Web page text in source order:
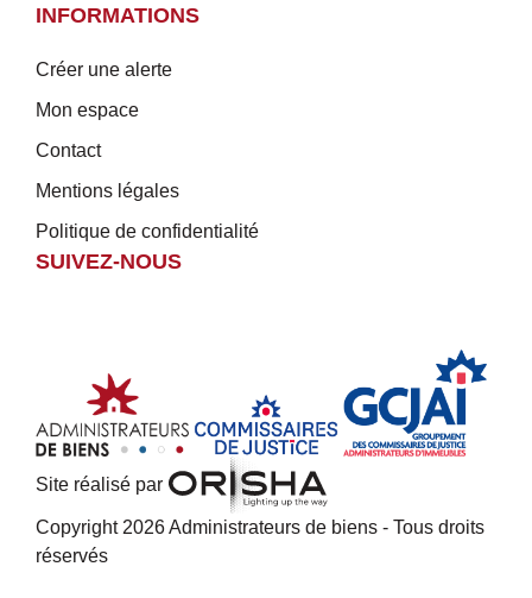
INFORMATIONS
Créer une alerte
Mon espace
Contact
Mentions légales
Politique de confidentialité
SUIVEZ-NOUS
Site réalisé par
Copyright 2026 Administrateurs de biens - Tous droits
réservés